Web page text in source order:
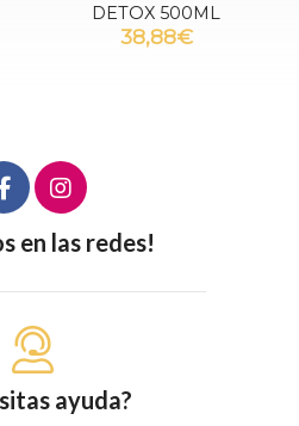
Duo lipo shock
69,00€
en las redes!
ayuda?